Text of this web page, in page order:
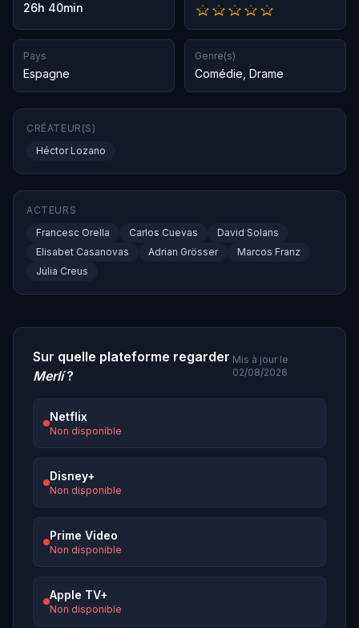
26h 40min
Pays
Espagne
Genre(s)
Comédie Drame
CRÉATEUR(S)
Héctor Lozano
ACTEURS
Francesc Orella
Carlos Cuevas
David Solans
Elisabet Casanovas
Adrian Grösser
Marcos Franz
Júlia Creus
Sur quelle plateforme regarder
Merlí?
Mis à jour le
02/08/2026
Netflix
Non disponible
Disney+
Non disponible
Prime Video
Non disponible
Apple TV+
Non disponible